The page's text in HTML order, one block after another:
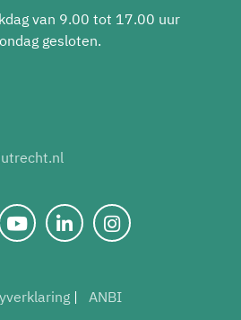
van 9.00 tot 17.00 uur
gesloten.
ANBI